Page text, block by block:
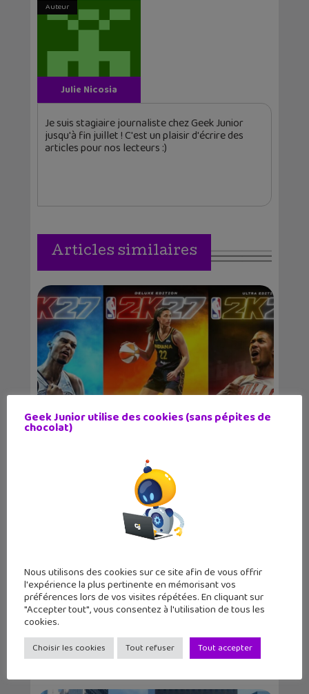
Auteur
Julie Nicosia
Je suis stagiaire journaliste chez Geek Junior
jusqu'à fin juillet ! C'est un plaisir d'écrire des
articles pour nos lecteurs :)
Articles similaires
Victor Wembanyama sur la jaquette
Lecture d’été 2026 #7 : Ghost Pepper
(tome 1), un...
Geek Junior utilise des cookies (sans pépites de
chocolat)
Nous utilisons des cookies sur ce site afin de vous offrir
l'expérience la plus pertinente en mémorisant vos
préférences lors de vos visites répétées. En cliquant sur
"Accepter tout", vous consentez à l'utilisation de tous les
cookies.
Choisir les cookies Tout refuser Tout accepter